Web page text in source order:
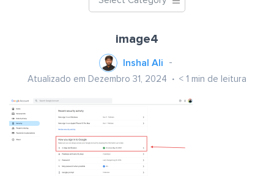
image4
Inshal Ali
Atualizado em Dezembro 31, 2024 < 1 min de leitura